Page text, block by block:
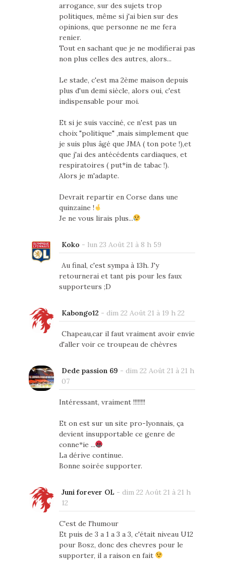
arrogance, sur des sujets trop
politiques, même si j'ai bien sur des
opinions, que personne ne me fera
renier.
Tout en sachant que je ne modifierai pas
non plus celles des autres, alors...
Le stade, c'est ma 2ème maison depuis
plus d'un demi siècle, alors oui, c'est
indispensable pour moi.
Et si je suis vacciné, ce n'est pas un
choix "politique" ,mais simplement que
je suis plus âgé que JMA ( ton pote !),et
que j'ai des antécédents cardiaques, et
respiratoires ( put*in de tabac !).
Alors je m'adapte.
Devrait repartir en Corse dans une
quinzaine !
Je ne vous lirais plus...
Koko - lun 23 Août 21 à 8 h 59
Au final, c'est sympa à 13h. J'y
retournerai et tant pis pour les faux
supporteurs ;D
Kabongo12 - dim 22 Août 21 à 19 h 22
Chapeau,car il faut vraiment avoir envie
d'aller voir ce troupeau de chèvres
Dede passion 69 - dim 22 Août 21 à 21 h
07
Intéressant, vraiment !!!!!!!!
Et on est sur un site pro-lyonnais, ça
devient insupportable ce genre de
conne*ie ...
La dérive continue.
Bonne soirée supporter.
Juni forever OL - dim 22 Août 21 à 21 h
12
C'est de l'humour
Et puis de 3 a 1 a 3 a 3, c'était niveau U12
pour Bosz, donc des chevres pour le
supporter, il a raison en fait